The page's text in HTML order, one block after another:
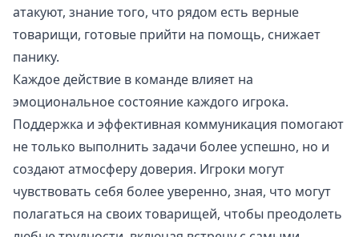
атакуют, знание того, что рядом есть верные
товарищи, готовые прийти на помощь, снижает
панику.
Каждое действие в команде влияет на
эмоциональное состояние каждого игрока.
Поддержка и эффективная коммуникация помогают
не только выполнить задачи более успешно, но и
создают атмосферу доверия. Игроки могут
чувствовать себя более уверенно, зная, что могут
полагаться на своих товарищей, чтобы преодолеть